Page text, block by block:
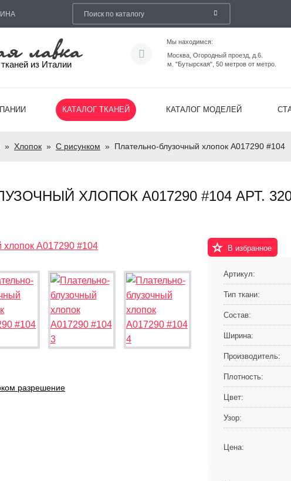
из Италии
Мы находимся:
Москва, Огородный проезд, д.6.
м. "Бутырская", 50 метров от метро.
КАТАЛОГ ТКАНЕЙ КАТАЛОГ МОДЕЛЕЙ
» Хлопок » С рисунком » Плательно-блузочный хлопок А017290 #104
ХЛОПОК А017290 #104 АРТ.
разрешение
В избранное
Артикул:
Тип ткани:
Состав:
Ширина:
Производитель:
Плотность:
Цвет:
Узор:
Цена: